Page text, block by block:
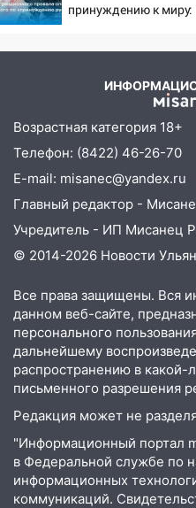
13:54
В мэрии
как устраняют
шторма
Стихия
Ульяновск: дерево
Орджоникидзе
13:47 На Нижней
ветром вырвало
13:46 Сильный
СТО на проспекте
13:35 Непогода
сошёл с рельсов
13:22 Упавшие
дороги в
13:17 Непогода в
сохранятся 9
13:15 Трижды «брал
житель
знакомого 191
принуждению к миру:
Возрастная категория 18+
Телефон: (8422) 46-26-70
E-mail: misanec@yandex.ru
Главный редактор -
Учредитель - ИП Мисанец
© 2014-2026 Новости
Все права защищены. Вся
данном веб-сайте,
персонального
дальнейшему
распространению в какой-
письменного разрешения
Редакция может не
"Информационный портал
в Федеральной службе по
информационных
коммуникаций.